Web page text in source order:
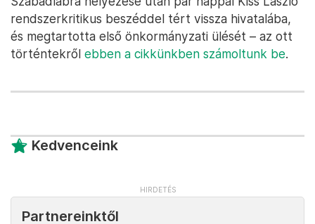
rendszerkritikus beszéddel tért vissza hivatalába,
és megtartotta első önkormányzati ülését – az ott
történtekről ebben a cikkünkben számoltunk be.
Kedvenceink
Partnereinktől